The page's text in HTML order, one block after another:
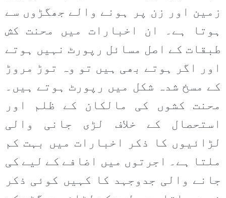
زمین اور زن پر ہونے والے جھگڑوں سے
ہوتا ہے۔ ان اخبارات میں محنت کش
طبقات کے اصل مسائل رپورٹ نہیں ہوتے
اور اگر ہوتے بھی ہیں تو وہ توڑ مروڑ
کے مسخ شدہ شکل میں رپورٹ ہوتے ہیں۔
محنت کشوں کی مالکان کے ظلم اور
استحصال کے خلاف لڑی جانی والی
لڑائیوں کا ذکر اخبارات میں بہت کم
ملتا ہے۔ اجرتوں میں اضافے کے لیے کی
جانے والی جدوجہد کا کہیں کوئی ذکر